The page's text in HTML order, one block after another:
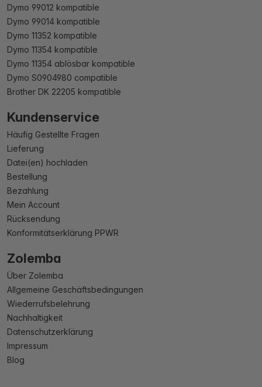
Dymo 99012 kompatible
Dymo 99014 kompatible
Dymo 11352 kompatible
Dymo 11354 kompatible
Dymo 11354 ablösbar kompatible
Dymo S0904980 compatible
Brother DK 22205 kompatible
Kundenservice
Häufig Gestellte Fragen
Lieferung
Datei(en) hochladen
Bestellung
Bezahlung
Mein Account
Rücksendung
Konformitätserklärung PPWR
Zolemba
Über Zolemba
Allgemeine Geschäftsbedingungen
Wiederrufsbelehrung
Nachhaltigkeit
Datenschutzerklärung
Impressum
Blog